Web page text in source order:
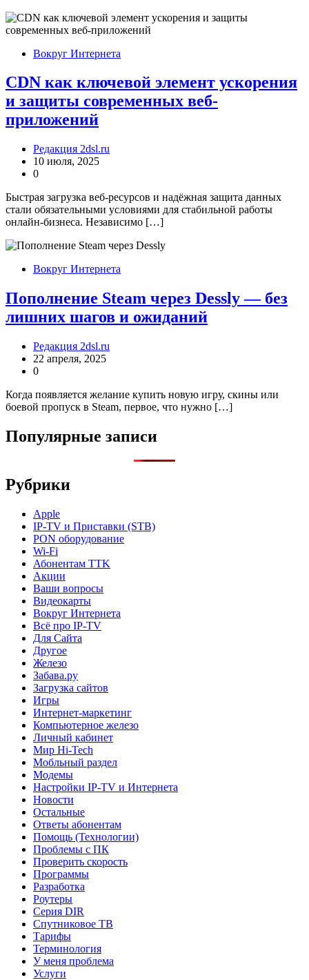
Вокруг Интернета
CDN как ключевой элемент ускорения
и защиты современных веб-
приложений
Редакция 2dsl.ru
10 июля, 2025
0
Быстрая загрузка веб-ресурсов и надёжная защита данных
стали обязательными условиями для стабильной работы
онлайн-бизнеса. Независимо […]
Вокруг Интернета
Пополнение Steam через Dessly — без
лишних шагов и ожиданий
Редакция 2dsl.ru
22 апреля, 2025
0
Когда появляется желание купить новую игру, скины или
боевой пропуск в Steam, первое, что нужно […]
Популярные записи
Рубрики
Apple
IP-TV и Приставки (STB)
PON оборудование
Wi-Fi
Абонентам TTK
Акции
Ваши вопросы
Видеокарты
Вокруг Интернета
Всё про IP-TV
Для Сайта
Другое
Железо
Забава.ру
Загрузка сайтов
Игры
Интернет-маркетинг
Компьютерное железо
Личный кабинет
Мир Hi-Tech
Мобльный раздел
Модемы
Настройки IP-TV и Интернета
Новости
Остальные
Ответы абонентам
Помощь (Технологии)
Проблемы с ПК
Проверить скорость
Программы
Разработка
Роутеры
Серия DIR
Спутниковое ТВ
Тарифы
Терминология
У меня проблема
Услуги